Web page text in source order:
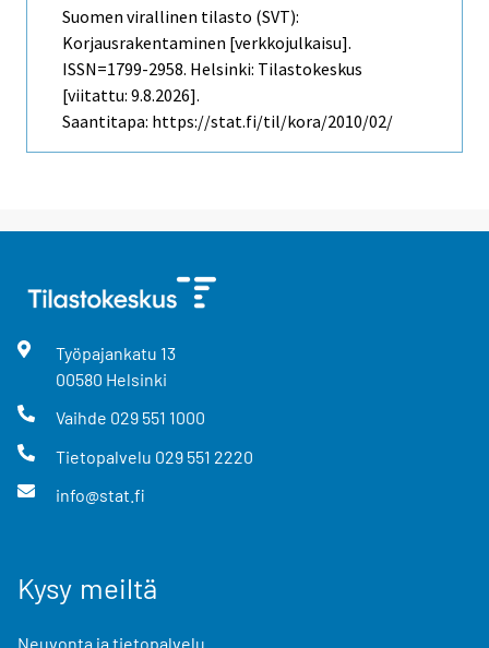
Suomen virallinen tilasto (SVT):
Korjausrakentaminen [verkkojulkaisu].
ISSN=1799-2958. Helsinki: Tilastokeskus
[viitattu: 9.8.2026].
Saantitapa: https://stat.fi/til/kora/2010/02/
Työpajankatu 13
00580 Helsinki
Vaihde 029 551 1000
Tietopalvelu 029 551 2220
info@stat.fi
Kysy meiltä
Neuvonta ja tietopalvelu